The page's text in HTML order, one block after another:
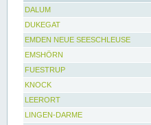
DALUM
DUKEGAT
EMDEN NEUE SEESCHLEUSE
EMSHÖRN
FUESTRUP
KNOCK
LEERORT
LINGEN-DARME